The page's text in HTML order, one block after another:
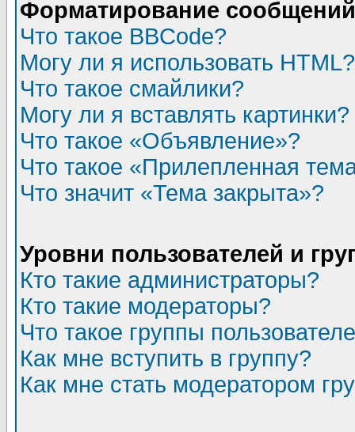
Форматирование
Что такое BBCode?
Могу ли я использовать HTML?
Что такое смайлики?
Могу ли я вставлять картинки?
Что такое «Объявление»?
Что такое «Прилепленная
Что значит «Тема закрыта»?
Уровни пользователей и
Кто такие администраторы?
Кто такие модераторы?
Что такое группы
Как мне вступить в группу?
Как мне стать модератором